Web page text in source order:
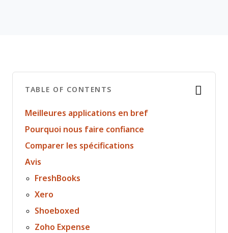
TABLE OF CONTENTS
Meilleures applications en bref
Pourquoi nous faire confiance
Comparer les spécifications
Avis
FreshBooks
Xero
Shoeboxed
Zoho Expense